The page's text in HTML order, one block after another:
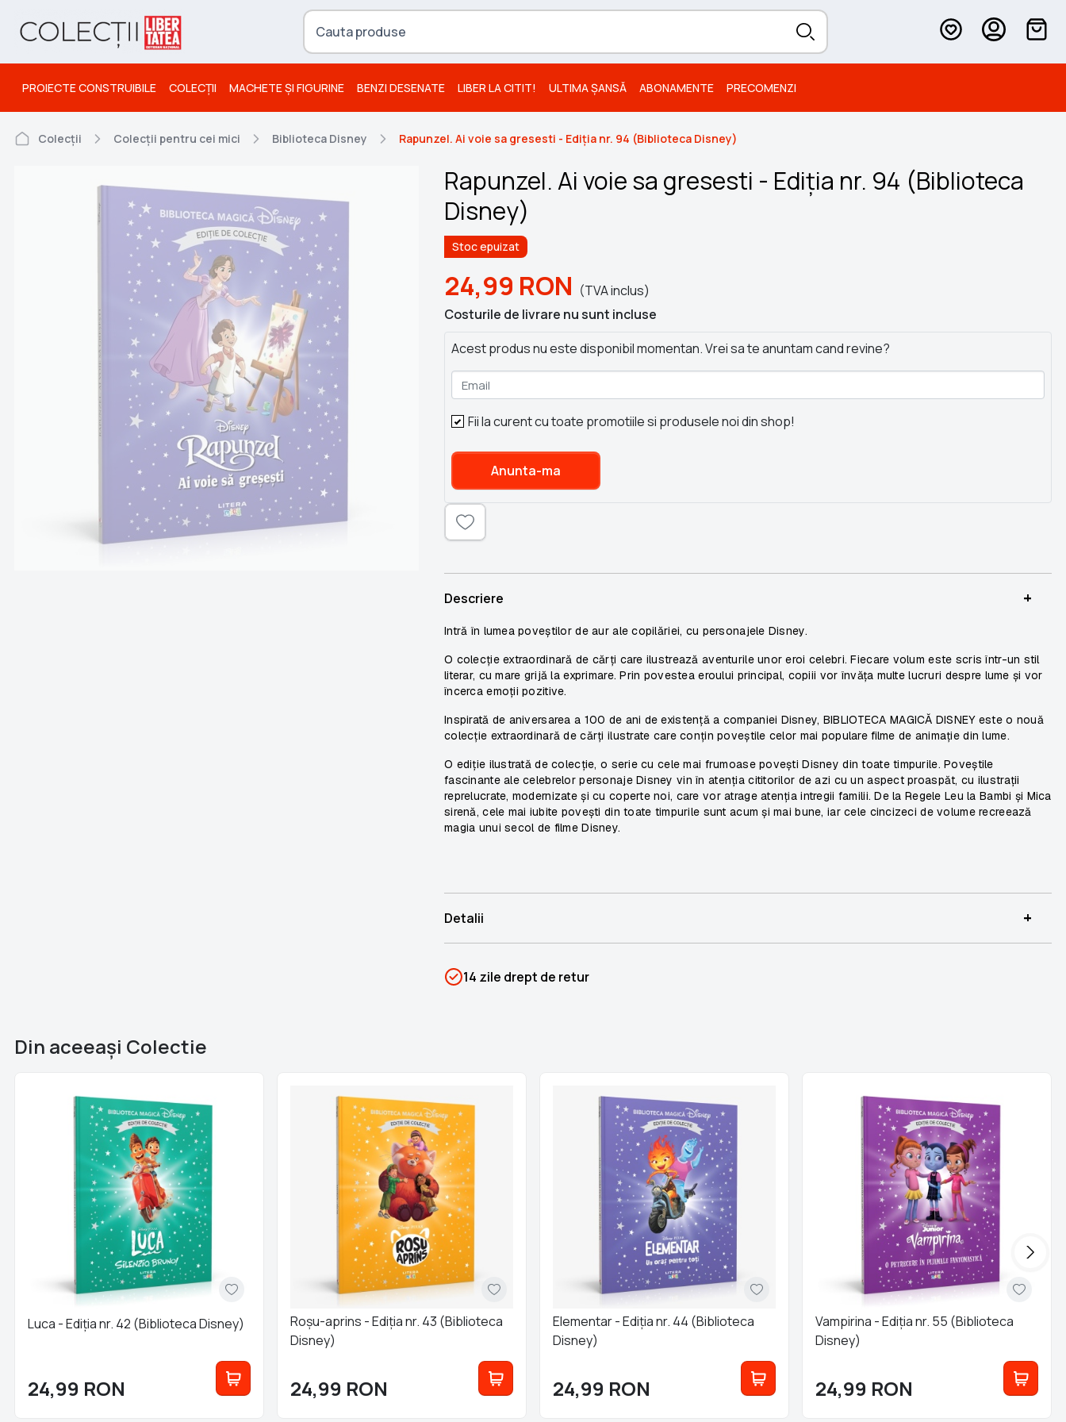
PROIECTE CONSTRUIBILE COLECȚII MACHETE ȘI FIGURINE BENZI DESENATE LIBER LA CITIT! ULTIMA ȘANSĂ ABONAMENTE PRECOMENZI
Colecții Colecții pentru cei mici Biblioteca Disney Rapunzel. Ai voie sa gresesti - Ediția nr. 94 (Biblioteca Disney)
Rapunzel. Ai voie sa gresesti - Ediția nr. 94 (Biblioteca
Disney)
Stoc epuizat
24,99 RON (TVA inclus)
Costurile de livrare nu sunt incluse
Acest produs nu este disponibil momentan. Vrei sa te anuntam cand revine?
Email
Fii la curent cu toate promotiile si produsele noi din shop!
Anunta-ma
Descriere +
Intră în lumea poveștilor de aur ale copilăriei, cu personajele Disney.
O colecție extraordinară de cărți care ilustrează aventurile unor eroi celebri. Fiecare volum este scris într-un stil
literar, cu mare grijă la exprimare. Prin povestea eroului principal, copiii vor învăța multe lucruri despre lume și vor
încerca emoții pozitive.
Inspirată de aniversarea a 100 de ani de existență a companiei Disney, BIBLIOTECA MAGICĂ DISNEY este o nouă
colecție extraordinară de cărți ilustrate care conțin poveștile celor mai populare filme de animație din lume.
O ediție ilustrată de colecție, o serie cu cele mai frumoase povești Disney din toate timpurile. Poveștile
fascinante ale celebrelor personaje Disney vin în atenția cititorilor de azi cu un aspect proaspăt, cu ilustrații
reprelucrate, modernizate și cu coperte noi, care vor atrage atenția intregii familii. De la Regele Leu la Bambi și Mica
sirenă, cele mai iubite povești din toate timpurile sunt acum și mai bune, iar cele cincizeci de volume recreează
magia unui secol de filme Disney.
Detalii +
Categorii
Biblioteca Disney
14 zile drept de retur
Din aceeaşi Colectie
Luca - Ediția nr. 42 (Biblioteca Disney)
24,99 RON
Roșu-aprins - Ediția nr. 43 (Biblioteca
Disney)
24,99 RON
Elementar - Ediția nr. 44 (Biblioteca
Disney)
24,99 RON
Vampirina - Ediția nr. 55 (Biblioteca
Disney)
24,99 RON